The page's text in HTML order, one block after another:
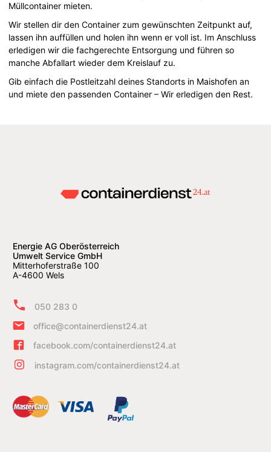
Müllcontainer mieten.
Wir stellen dir den Container zum gewünschten Zeitpunkt auf,
lassen ihn auffüllen und holen ihn wenn er voll ist. Im Anschluss
erledigen wir die fachgerechte Entsorgung und führen so
manche Abfallart wieder dem Kreislauf zu.
Gib einfach die Postleitzahl deines Standorts in Maishofen an
und miete den passenden Container – Wir erledigen den Rest.
Energie AG Oberösterreich
Umwelt Service GmbH
Mitterhoferstraße 100
A-4600 Wels
050 283 0
office@containerdienst24.at
facebook.com/containerdienst24.at
instagram.com/containerdienst24.at